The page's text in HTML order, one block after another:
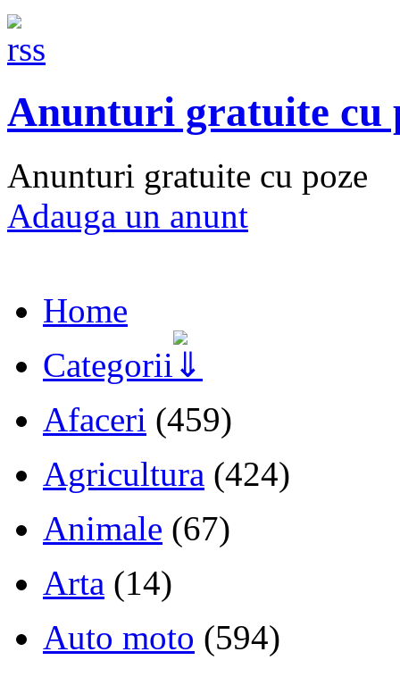
Anunturi gratuite cu
Anunturi gratuite cu poze
Adauga un anunt
Home
Categorii
Afaceri (459)
Agricultura (424)
Animale (67)
Arta (14)
Auto moto (594)